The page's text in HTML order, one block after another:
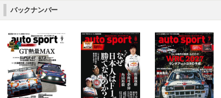
バックナンバー